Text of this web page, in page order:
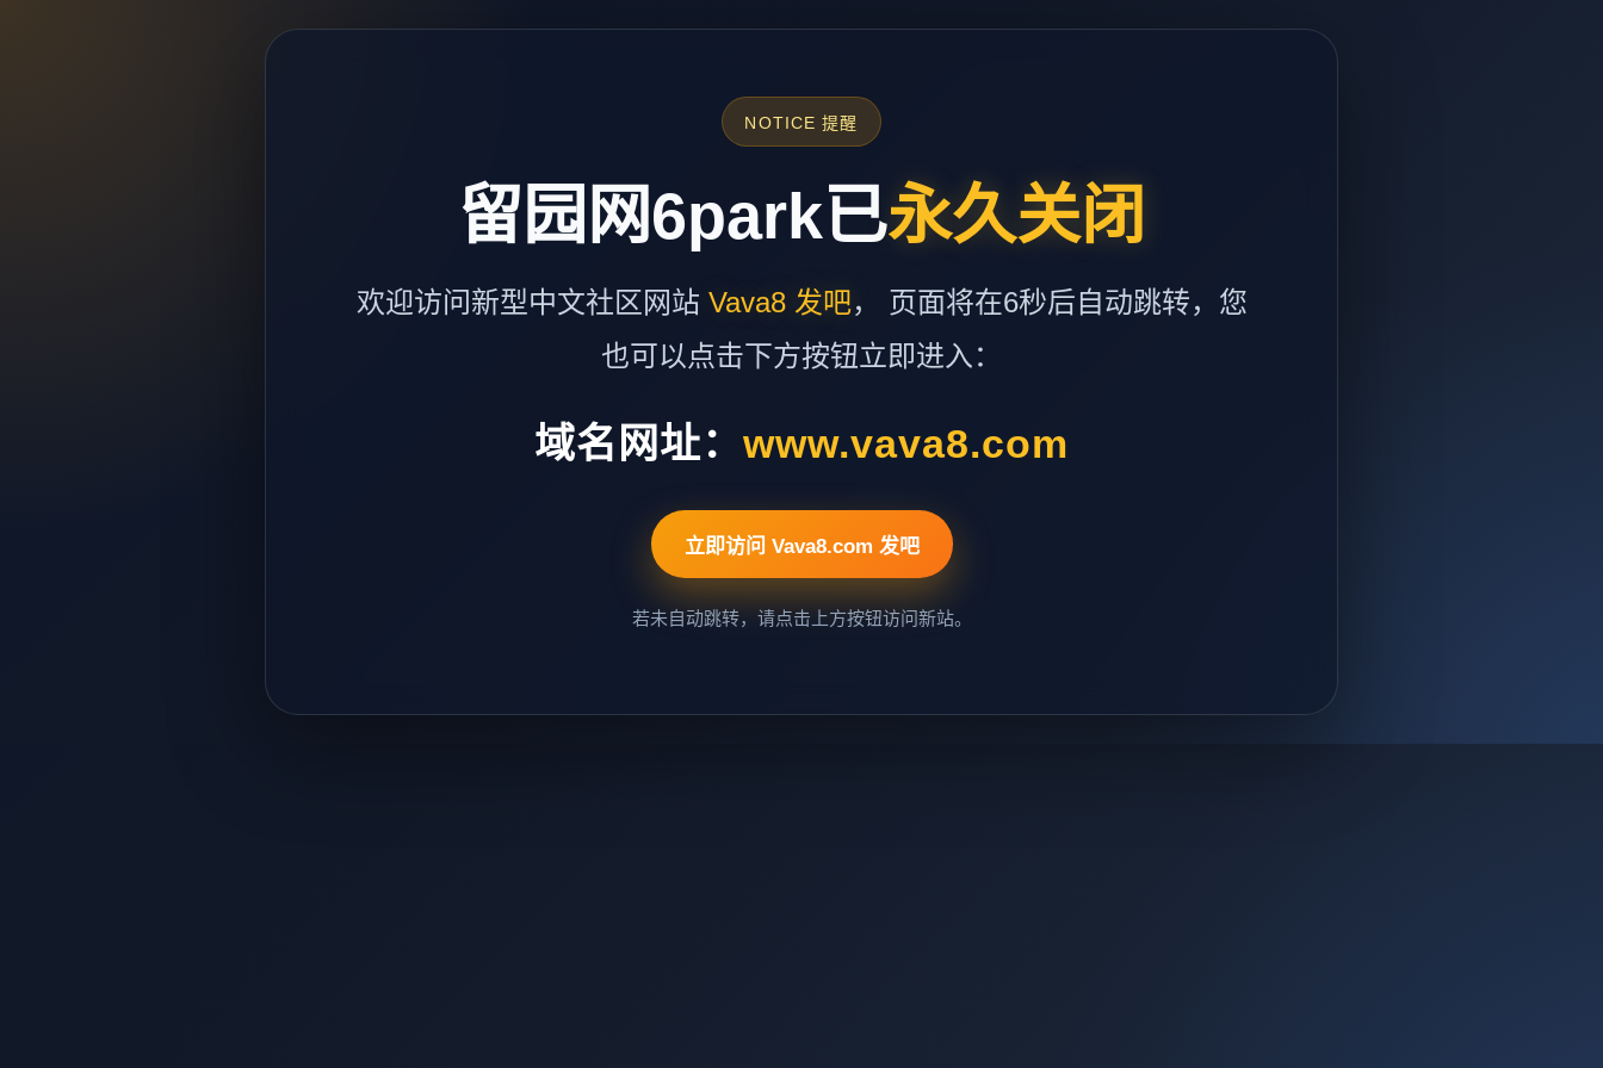
NOTICE 提醒
留园网6park已永久关闭
欢迎访问新型中文社区网站 Vava8 发吧， 页面将在6秒后自动跳转，您
也可以点击下方按钮立即进入：
域名网址： www.vava8.com
立即访问 Vava8.com 发吧
若未自动跳转，请点击上方按钮访问新站。